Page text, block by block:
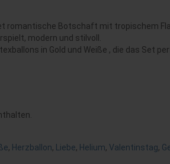
romantische Botschaft mit tropischem
modern und stilvoll.
in Gold und Weiße , die das Set
, Herzballon, Liebe, Helium, Valentinstag,